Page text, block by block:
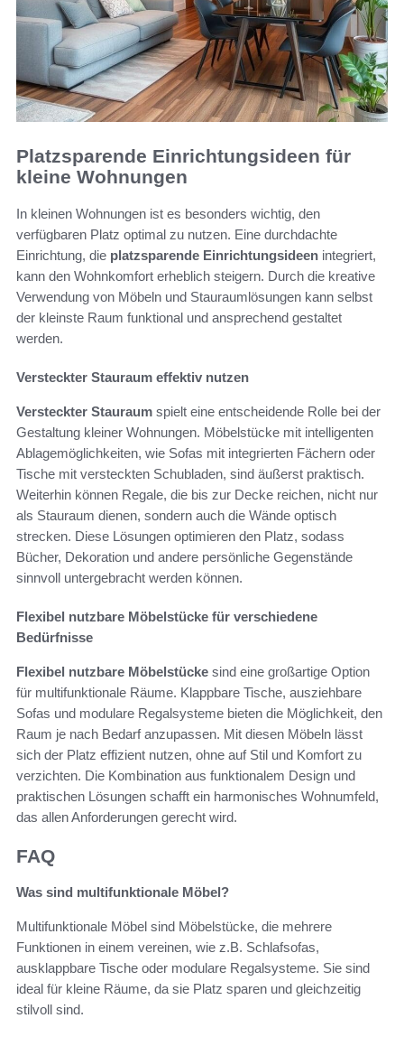
Platzsparende Einrichtungsideen für
kleine Wohnungen
In kleinen Wohnungen ist es besonders wichtig, den
verfügbaren Platz optimal zu nutzen. Eine durchdachte
Einrichtung, die platzsparende Einrichtungsideen integriert,
kann den Wohnkomfort erheblich steigern. Durch die kreative
Verwendung von Möbeln und Stauraumlösungen kann selbst
der kleinste Raum funktional und ansprechend gestaltet
werden.
Versteckter Stauraum effektiv nutzen
Versteckter Stauraum spielt eine entscheidende Rolle bei der
Gestaltung kleiner Wohnungen. Möbelstücke mit intelligenten
Ablagemöglichkeiten, wie Sofas mit integrierten Fächern oder
Tische mit versteckten Schubladen, sind äußerst praktisch.
Weiterhin können Regale, die bis zur Decke reichen, nicht nur
als Stauraum dienen, sondern auch die Wände optisch
strecken. Diese Lösungen optimieren den Platz, sodass
Bücher, Dekoration und andere persönliche Gegenstände
sinnvoll untergebracht werden können.
Flexibel nutzbare Möbelstücke für verschiedene
Bedürfnisse
Flexibel nutzbare Möbelstücke sind eine großartige Option
für multifunktionale Räume. Klappbare Tische, ausziehbare
Sofas und modulare Regalsysteme bieten die Möglichkeit, den
Raum je nach Bedarf anzupassen. Mit diesen Möbeln lässt
sich der Platz effizient nutzen, ohne auf Stil und Komfort zu
verzichten. Die Kombination aus funktionalem Design und
praktischen Lösungen schafft ein harmonisches Wohnumfeld,
das allen Anforderungen gerecht wird.
FAQ
Was sind multifunktionale Möbel?
Multifunktionale Möbel sind Möbelstücke, die mehrere
Funktionen in einem vereinen, wie z.B. Schlafsofas,
ausklappbare Tische oder modulare Regalsysteme. Sie sind
ideal für kleine Räume, da sie Platz sparen und gleichzeitig
stilvoll sind.